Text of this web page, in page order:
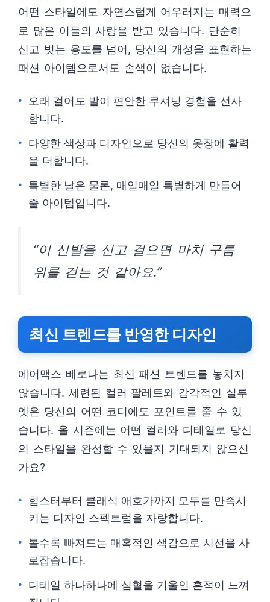
어떤 스타일에도 자연스럽게 어우러지는 매력으
로 많은 이들의 사랑을 받고 있습니다. 단순히
신고 벗는 용도를 넘어, 당신의 개성을 표현하는
패션 아이템으로서도 손색이 없습니다.
오래 걸어도 발이 편안한 쿠셔닝 경험을 선사
합니다.
다양한 색상과 디자인으로 당신의 옷장에 활력
을 더합니다.
특별한 날은 물론, 매일매일 특별하게 만들어
줄 아이템입니다.
“이 신발을 신고 걸으면 마치 구름
위를 걷는 것 같아요.”
최신 트렌드를 반영한 디자인
에어맥스 베로나는 최신 패션 트렌드를 놓치지
않습니다. 세련된 컬러 팔레트와 감각적인 실루
엣은 당신의 어떤 코디에도 포인트를 줄 수 있
습니다. 올 시즌에는 어떤 컬러와 디테일로 당신
의 스타일을 완성할 수 있을지 기대되지 않으신
가요?
힙스터부터 클래식 애호가까지 모두를 만족시
키는 디자인 스펙트럼을 자랑합니다.
볼수록 빠져드는 매혹적인 색감으로 시선을 사
로잡습니다.
디테일 하나하나에 심혈을 기울인 흔적이 느껴